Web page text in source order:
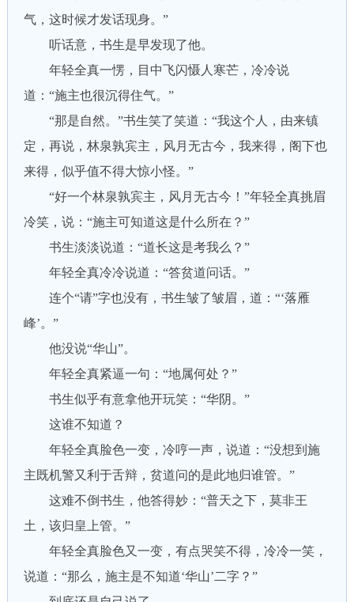
气，这时候才发话现身。”
听话意，书生是早发现了他。
年轻全真一愣，目中飞闪慑人寒芒，冷冷说
道：“施主也很沉得住气。”
“那是自然。”书生笑了笑道：“我这个人，由来镇
定，再说，林泉孰宾主，风月无古今，我来得，阁下也
来得，似乎值不得大惊小怪。”
“好一个林泉孰宾主，风月无古今！”年轻全真挑眉
冷笑，说：“施主可知道这是什么所在？”
书生淡淡说道：“道长这是考我么？”
年轻全真冷冷说道：“答贫道问话。”
连个“请”字也没有，书生皱了皱眉，道：“‘落雁
峰’。”
他没说“华山”。
年轻全真紧逼一句：“地属何处？”
书生似乎有意拿他开玩笑：“华阴。”
这谁不知道？
年轻全真脸色一变，冷哼一声，说道：“没想到施
主既机警又利于舌辩，贫道问的是此地归谁管。”
这难不倒书生，他答得妙：“普天之下，莫非王
土，该归皇上管。”
年轻全真脸色又一变，有点哭笑不得，冷冷一笑，
说道：“那么，施主是不知道‘华山’二字？”